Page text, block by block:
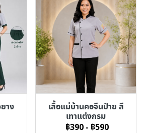
าง
เสื้อแม่บ้านคอจีนป้าย สี
เทาแต่งกรม
฿390 - ฿590